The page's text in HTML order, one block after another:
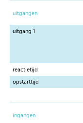
uitgangen
uitgang 1
reactietijd
opstarttijd
ingangen